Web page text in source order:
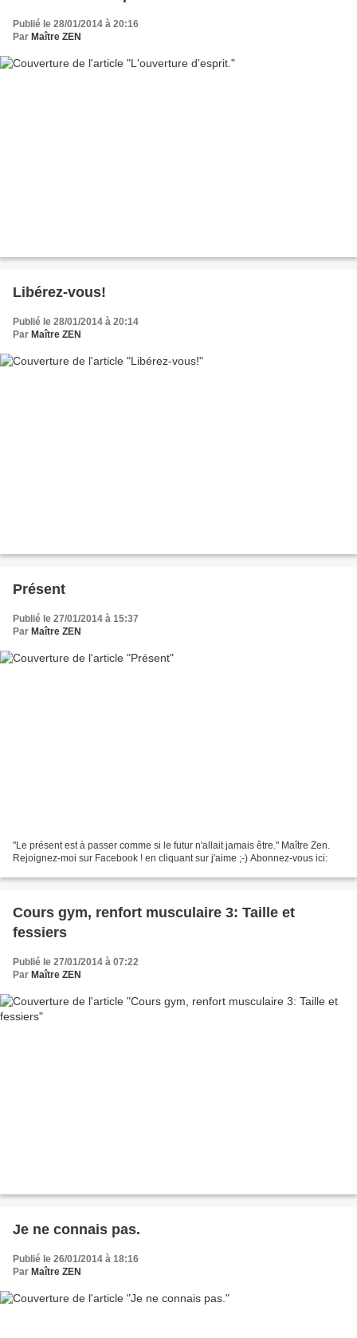
Publié le 28/01/2014 à 20:16
Par Maître ZEN
Libérez-vous!
Publié le 28/01/2014 à 20:14
Par Maître ZEN
Présent
Publié le 27/01/2014 à 15:37
Par Maître ZEN
"Le présent est à passer comme si le futur n'allait jamais être." Maître Zen.
Rejoignez-moi sur Facebook ! en cliquant sur j'aime ;-) Abonnez-vous ici:
Cours gym, renfort musculaire 3: Taille et
fessiers
Publié le 27/01/2014 à 07:22
Par Maître ZEN
Je ne connais pas.
Publié le 26/01/2014 à 18:16
Par Maître ZEN